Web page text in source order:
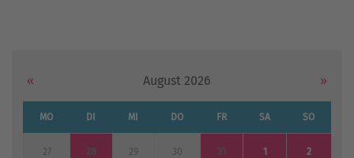
« August 2026 »
MO DI MI DO FR SA SO
27 28 29 30 31 1 2